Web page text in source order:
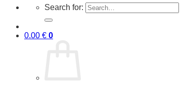
Search for:
0.00 € 0